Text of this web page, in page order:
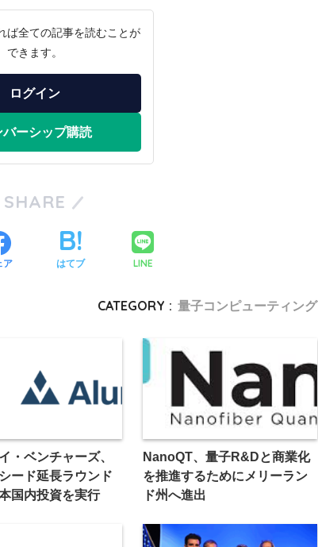
ば全ての記事を読むことが
できます。
ログイン
バーシップ購読
SHARE
ア はてブ LINE
CATEGORY : 量子コンピューティング
・ベンチャーズ、
ード延長ラウンド
国内投資を実行
NanoQT、量子R&Dと商業化
を推進するためにメリーラン
ド州へ進出